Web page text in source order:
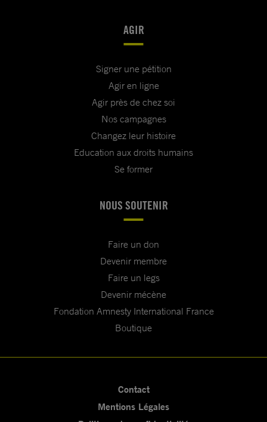
AGIR
Signer une pétition
Agir en ligne
Agir près de chez soi
Nos campagnes
Changez leur histoire
Education aux droits humains
Se former
NOUS SOUTENIR
Faire un don
Devenir membre
Faire un legs
Devenir mécène
Fondation Amnesty International France
Boutique
Contact
Mentions Légales